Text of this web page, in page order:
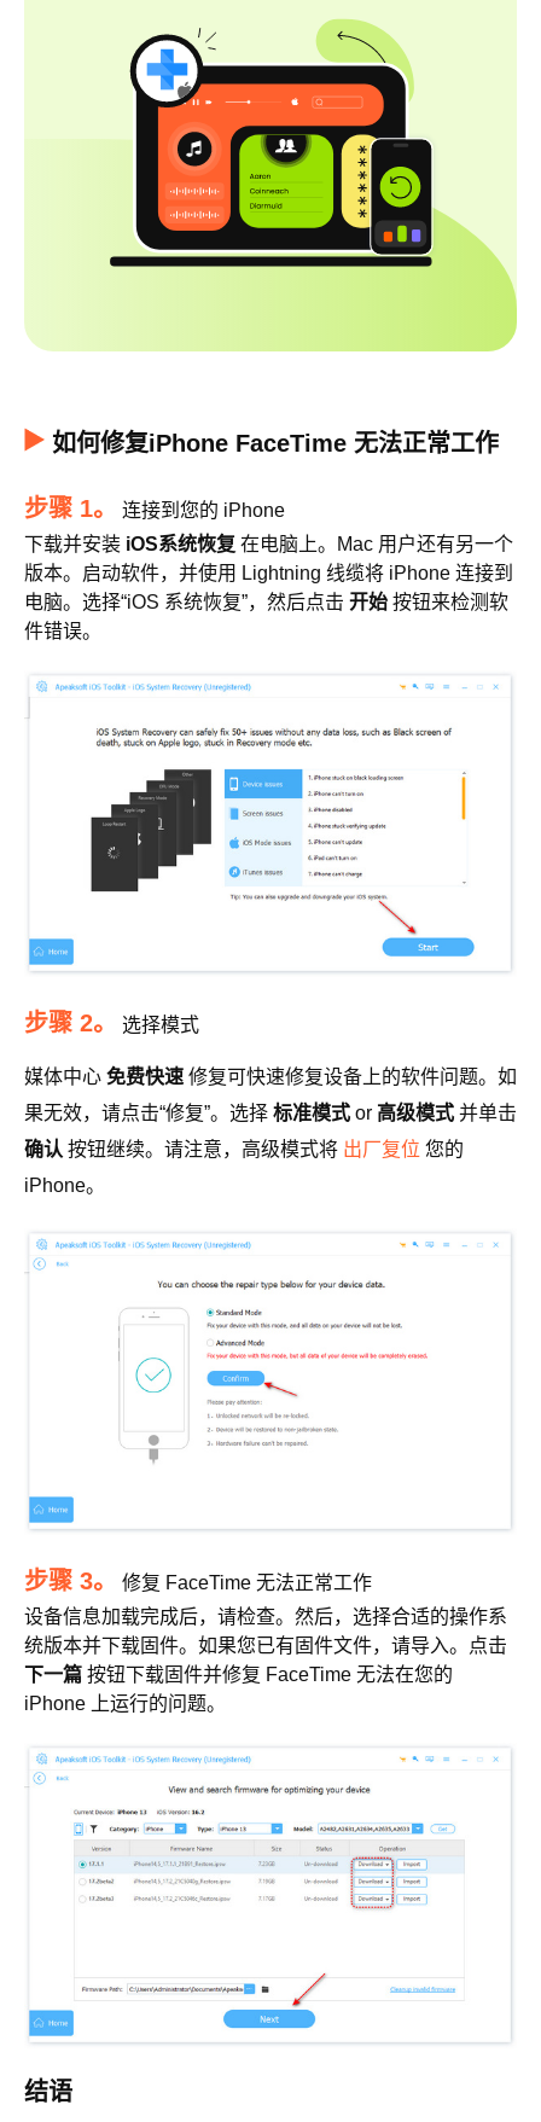
如何修复iPhone FaceTime 无法正常工作
步骤 1。
连接到您的 iPhone
下载并安装 iOS系统恢复 在电脑上。Mac 用户还有另一个
版本。启动软件，并使用 Lightning 线缆将 iPhone 连接到
电脑。选择“iOS 系统恢复”，然后点击 开始 按钮来检测软
件错误。
步骤 2。 选择模式
媒体中心 免费快速 修复可快速修复设备上的软件问题。如
果无效，请点击“修复”。选择 标准模式 or 高级模式 并单击
确认 按钮继续。请注意，高级模式将 出厂复位 您的
iPhone。
步骤 3。
修复 FaceTime 无法正常工作
设备信息加载完成后，请检查。然后，选择合适的操作系
统版本并下载固件。如果您已有固件文件，请导入。点击
下一篇 按钮下载固件并修复 FaceTime 无法在您的
iPhone 上运行的问题。
结语